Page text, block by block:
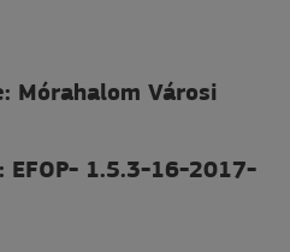
Mórahalom Városi
EFOP- 1.5.3-16-2017-